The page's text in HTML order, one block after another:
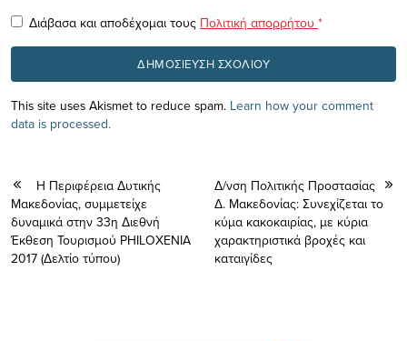
Διάβασα και αποδέχομαι τους Πολιτική απορρήτου *
This site uses Akismet to reduce spam. Learn how your comment
data is processed.
Η Περιφέρεια Δυτικής
Μακεδονίας, συμμετείχε
δυναμικά στην 33η Διεθνή
Έκθεση Τουρισμού PHILOXENIA
2017 (Δελτίο τύπου)
Δ/νση Πολιτικής Προστασίας
Δ. Μακεδονίας: Συνεχίζεται το
κύμα κακοκαιρίας, με κύρια
χαρακτηριστικά βροχές και
καταιγίδες